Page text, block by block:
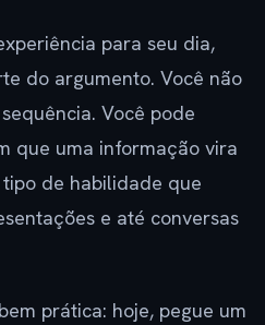
para seu dia,
do argumento. Você não
Você pode
que uma informação vira
de habilidade que
e até conversas
prática: hoje, pegue um